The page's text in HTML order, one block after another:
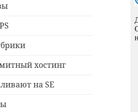
хостинг
на SE